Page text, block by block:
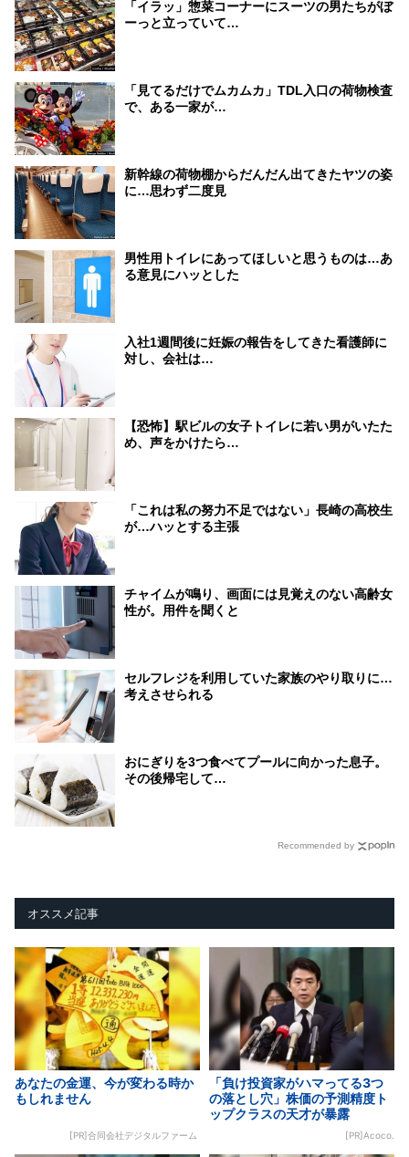
「イラッ」惣菜コーナーにスーツの男たちがぼ
ーっと立っていて…
「見てるだけでムカムカ」TDL入口の荷物検査
で、ある一家が…
新幹線の荷物棚からだんだん出てきたヤツの姿
に…思わず二度見
男性用トイレにあってほしいと思うものは…あ
る意見にハッとした
入社1週間後に妊娠の報告をしてきた看護師に
対し、会社は…
【恐怖】駅ビルの女子トイレに若い男がいたた
め、声をかけたら…
「これは私の努力不足ではない」長崎の高校生
が…ハッとする主張
チャイムが鳴り、画面には見覚えのない高齢女
性が。用件を聞くと
セルフレジを利用していた家族のやり取りに…
考えさせられる
おにぎりを3つ食べてプールに向かった息子。
その後帰宅して…
Recommended by
オススメ記事
あなたの金運、今が変わる時か
もしれません
[PR]合同会社デジタルファーム
「負け投資家がハマってる3つ
の落とし穴」株価の予測精度ト
ップクラスの天才が暴露
[PR]Acoco.